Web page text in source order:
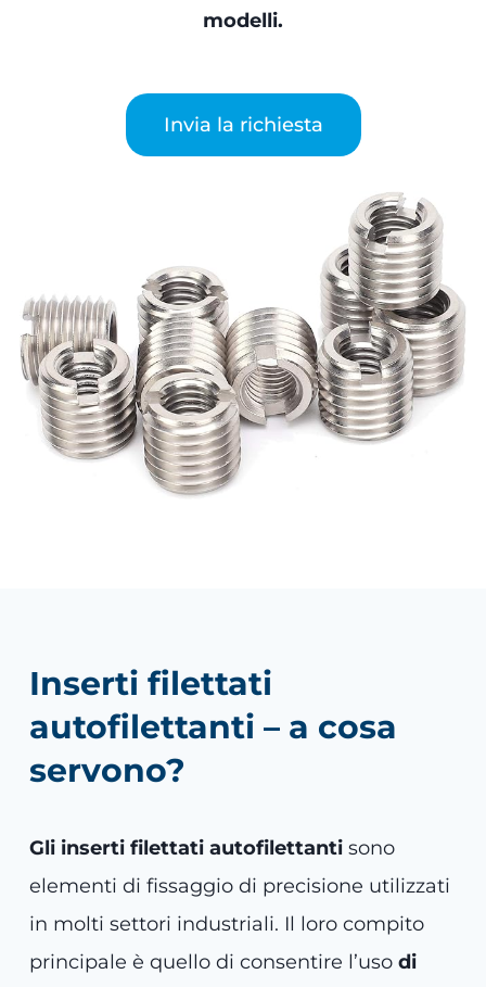
modelli.
Invia la richiesta
Inserti filettati
autofilettanti – a cosa
servono?
Gli inserti filettati autofilettanti sono
elementi di fissaggio di precisione utilizzati
in molti settori industriali. Il loro compito
principale è quello di consentire l’uso di